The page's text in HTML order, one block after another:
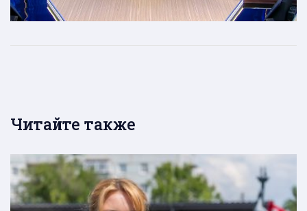
Читайте также